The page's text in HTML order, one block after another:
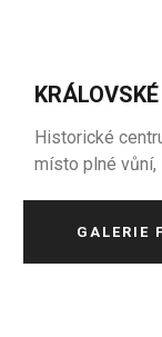
Historické
místo plné vůní,
GALERIE